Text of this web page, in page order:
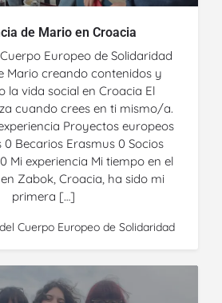
de Mario en Croacia
Europeo de Solidaridad
Mario creando contenidos y
la vida social en Croacia El
cuando crees en ti mismo/a.
Proyectos europeos
Becarios Erasmus 0 Socios
Mi experiencia Mi tiempo en el
Zabok, Croacia, ha sido mi
primera […]
Cuerpo Europeo de Solidaridad